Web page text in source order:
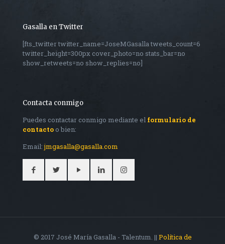
Gasalla en Twitter
[fts_twitter twitter_name=JoseMGasalla tweets_count=6
twitter_height=300px cover_photo=no stats_bar=no
show_retweets=no show_replies=no]
Contacta conmigo
Puedes contactar conmigo mediante el formulario de
contacto o bien:
Email:jmgasalla@gasalla.com
© 2017 José María Gasalla - Talentum. || Política de